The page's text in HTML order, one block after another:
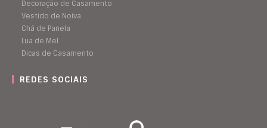
Decoração de Casamento
Vestido de Noiva
Chá de Panela
Lua de Mel
Dicas de Casamento
REDES SOCIAIS